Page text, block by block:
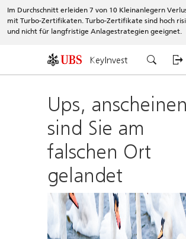
Im Durchschnitt erleiden 7 von 10 Kleinanlegern
mit Turbo-Zertifikaten. Turbo-Zertifikate sind hoch
und nicht für langfristige Anlagestrategien geeignet.
KeyInvest
Ups,
sind Sie am
falschen Ort
gelandet